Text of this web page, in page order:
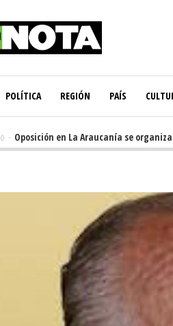
POLÍTICA REGIÓN PAÍS
Oposición en La Araucanía se organiza